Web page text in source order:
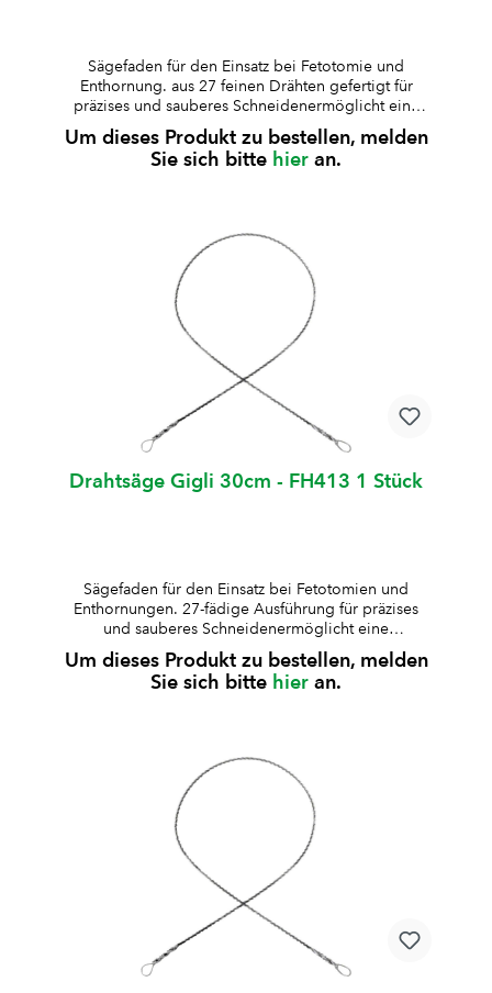
Sägefaden für den Einsatz bei Fetotomie und
Enthornung. aus 27 feinen Drähten gefertigt für
präzises und sauberes Schneidenermöglicht eine
kontrollierte und zuverlässige
Schnittführungwahlweise in Blisterverpackung (3,6
m, 12 Stück) oder Kunststoffdose (10 m / 12 m)
Um dieses Produkt zu bestellen, melden
Sie sich bitte hier an.
Drahtsäge Gigli 30cm - FH413 1 Stück
Sägefaden für den Einsatz bei Fetotomien und
Enthornungen. 27-fädige Ausführung für präzises
und sauberes Schneidenermöglicht eine
kontrollierte und zuverlässige
Schnittführungkompatibel mit gängigen Gigli-
DrahtsägegriffenDurchmesser: 1,4 mmLänge:
Um dieses Produkt zu bestellen, melden
Sie sich bitte hier an.